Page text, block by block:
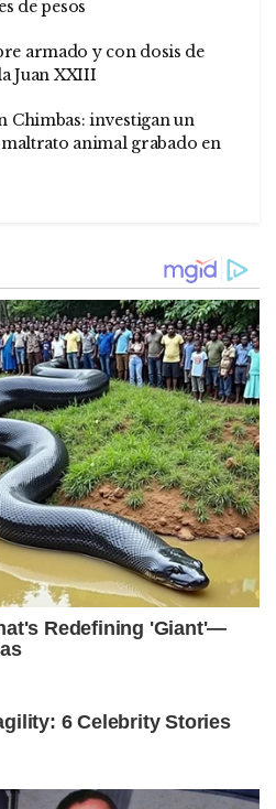
de pesos
armado y con dosis de
Juan XXIII
Chimbas: investigan un
animal grabado en